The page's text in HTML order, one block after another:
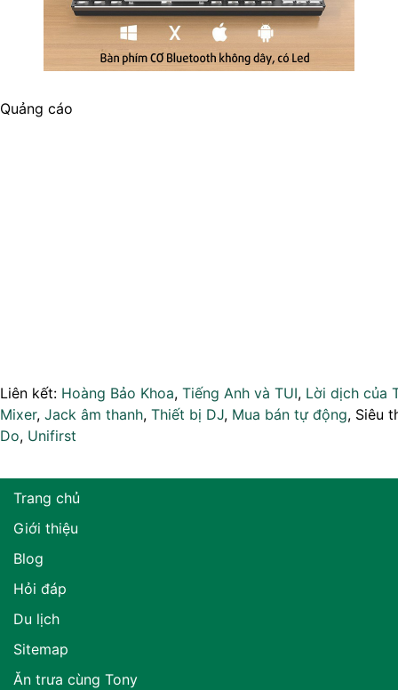
Quảng cáo
Liên kết: Hoàng Bảo Khoa, Tiếng Anh và TUI, Lời dịch của
Mixer, Jack âm thanh, Thiết bị DJ, Mua bán tự động, Siêu
Do, Unifirst
Trang chủ
Giới thiệu
Blog
Hỏi đáp
Du lịch
Sitemap
Ăn trưa cùng Tony